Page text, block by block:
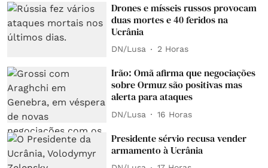
Drones e mísseis russos provocam
duas mortes e 40 feridos na
Ucrânia
DN/Lusa 2 Horas
Irão: Omã afirma que negociações
sobre Ormuz são positivas mas
alerta para ataques
DN/Lusa 16 Horas
Presidente sérvio recusa vender
armamento à Ucrânia